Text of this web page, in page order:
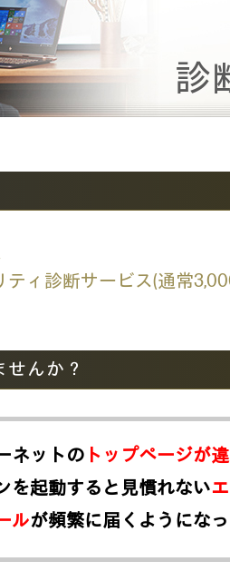
診
ィ診断サービス(通常
んか？
ネットの トップページが
を起動すると見慣れない
ルが頻繁に届くようになっ